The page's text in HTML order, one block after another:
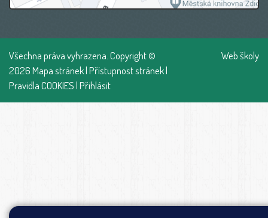
Všechna práva vyhrazena. Copyright ©
2026Mapa stránek|Přístupnost stránek|
Pravidla COOKIES|Přihlásit
Web školy